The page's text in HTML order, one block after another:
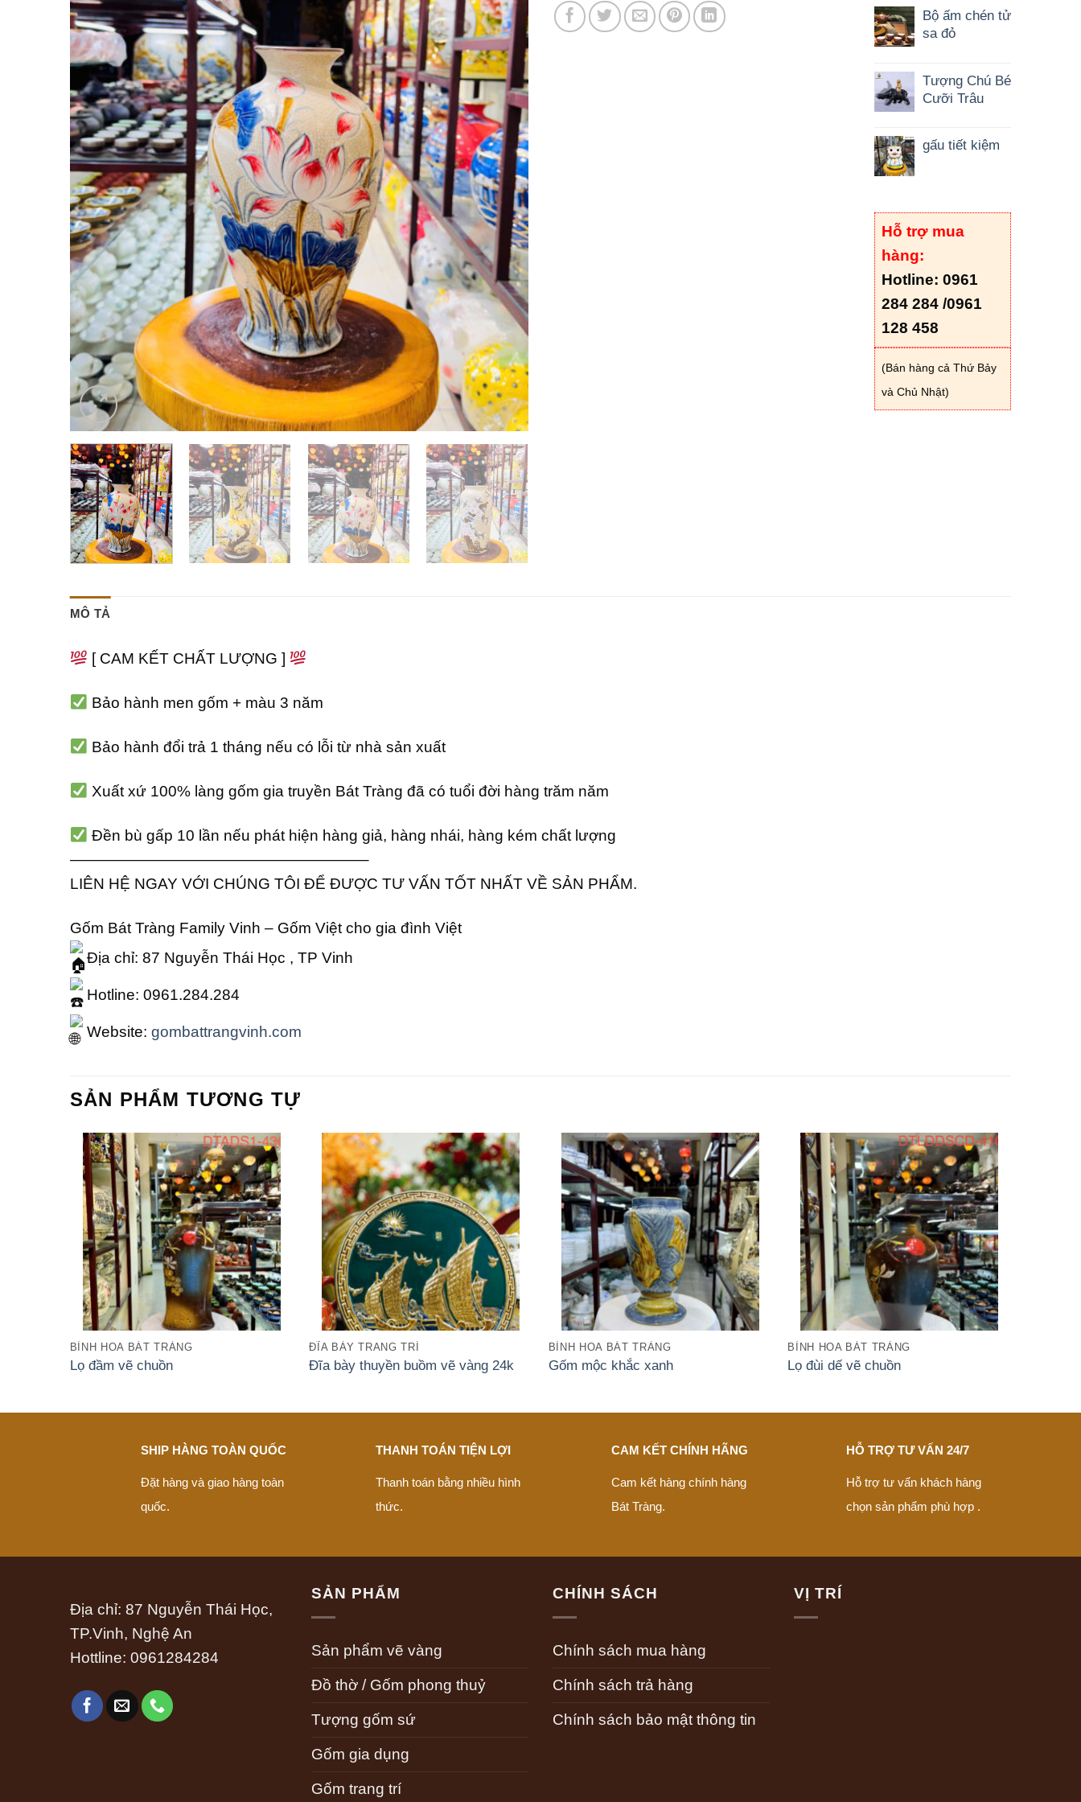
Bộ ấm chén tử
sa đỏ
Tượng Chú Bé
Cưỡi Trâu
gấu tiết kiệm
Hỗ trợ mua
hàng:
Hotline: 0961
284 284 /0961
128 458
(Bán hàng cả Thứ Bảy
và Chủ Nhật)
MÔ TẢ
[ CAM KẾT CHẤT LƯỢNG ]
Bảo hành men gốm + màu 3 năm
Bảo hành đổi trả 1 tháng nếu có lỗi từ nhà sản xuất
Xuất xứ 100% làng gốm gia truyền Bát Tràng đã có tuổi đời hàng trăm năm
Đền bù gấp 10 lần nếu phát hiện hàng giả, hàng nhái, hàng kém chất lượng
———————————————————–
LIÊN HỆ NGAY VỚI CHÚNG TÔI ĐỂ ĐƯỢC TƯ VẤN TỐT NHẤT VỀ SẢN PHẨM.
Gốm Bát Tràng Family Vinh – Gốm Việt cho gia đình Việt
Địa chỉ: 87 Nguyễn Thái Học , TP Vinh
Hotline: 0961.284.284
Website: gombattrangvinh.com
SẢN PHẨM TƯƠNG TỰ
BÌNH HOA BÁT TRÀNG
Lọ đầm vẽ chuồn
ĐĨA BÀY TRANG TRÍ
Đĩa bày thuyền buồm vẽ vàng 24k
BÌNH HOA BÁT TRÀNG
Gốm mộc khắc xanh
BÌNH HOA BÁT TRÀNG
Lọ đùi dế vẽ chuồn
SHIP HÀNG TOÀN QUỐC
Đặt hàng và giao hàng toàn
quốc.
THANH TOÁN TIỆN LỢI
Thanh toán bằng nhiều hình
thức.
CAM KẾT CHÍNH HÃNG
Cam kết hàng chính hàng
Bát Tràng.
HỖ TRỢ TƯ VẤN 24/7
Hỗ trợ tư vấn khách hàng
chọn sản phẩm phù hợp .
Địa chỉ: 87 Nguyễn Thái Học,
TP.Vinh, Nghệ An
Hottline: 0961284284
SẢN PHẨM
Sản phẩm vẽ vàng
Đồ thờ / Gốm phong thuỷ
Tượng gốm sứ
Gốm gia dụng
Gốm trang trí
CHÍNH SÁCH
Chính sách mua hàng
Chính sách trả hàng
Chính sách bảo mật thông tin
VỊ TRÍ